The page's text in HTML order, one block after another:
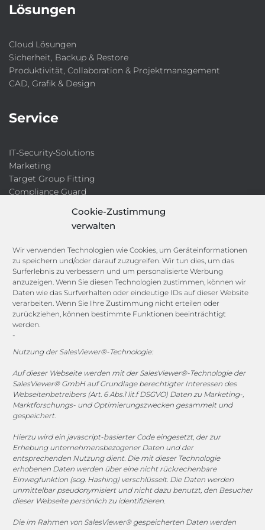
Cookie-Zustimmung
verwalten
Wir verwenden Technologien wie Cookies, um Geräteinformationen
zu speichern und/oder darauf zuzugreifen. Wir tun dies, um das
Surferlebnis zu verbessern und um personalisierte Werbung
anzuzeigen. Wenn Sie diesen Technologien zustimmen, können wir
Daten wie das Surfverhalten oder eindeutige IDs auf dieser Website
verarbeiten. Wenn Sie Ihre Zustimmung nicht erteilen oder
zurückziehen, können bestimmte Funktionen beeinträchtigt
werden.
-
Nutzung der SalesViewer®-Technologie:
Auf dieser Webseite werden mit der SalesViewer®-Technologie der
SalesViewer® GmbH auf Grundlage berechtigter Interessen des
Webseitenbetreibers (Art. 6 Abs.1 lit.f DSGVO) Daten zu Marketing-,
Marktforschungs- und Optimierungszwecken gesammelt und
gespeichert.
Hierzu wird ein javascript-basierter Code eingesetzt, der zur
Erhebung unternehmensbezogener Daten und der
entsprechenden Nutzung dient. Die mit dieser Technologie
erhobenen Daten werden über eine nicht rückrechenbare
Einwegfunktion (sog. Hashing) verschlüsselt. Die Daten werden
unmittelbar pseudonymisiert und nicht dazu benutzt, den Besucher
dieser Webseite persönlich zu identifizieren.
Die im Rahmen von SalesViewer® gespeicherten Daten werden
Lösungen
Cloud Lösungen
Sicherheit, Backup & Restore
Produktivität, Collaboration & Projektmanagement
CAD, Grafik & Design
Service
IT-Security-Solutions
Marketing
Target Group Fitting
Compliance Guard
Channels
vertrieb@megasoft.de
+49 2173 265 06 0
Mo. - Do. 08:00 - 17:00 Uhr
Fr. 08:00 - 15:00 Uhr
Sponsoring
1. FC Monheim
COOKIE-RICHTLINIE (EU)
© 2025 MEGASOFT® IT GmbH & Co. KG |